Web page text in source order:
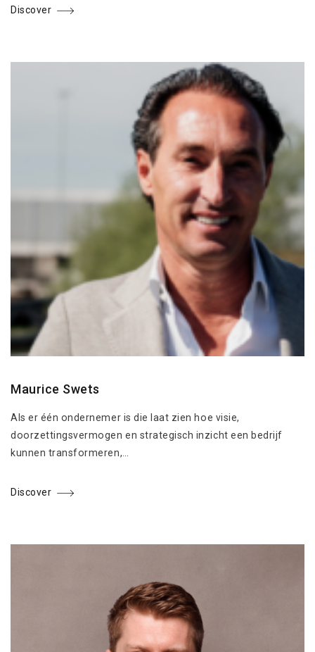
Discover
Maurice Swets
Als er één ondernemer is die laat zien hoe visie,
doorzettingsvermogen en strategisch inzicht een bedrijf
kunnen transformeren,…
Discover